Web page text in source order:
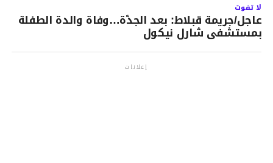
لا تفوت
عاجل/جريمة قبلاط: بعد الجدّة…وفاة والدة الطفلة
بمستشفى شارل نيكول
إعلانات